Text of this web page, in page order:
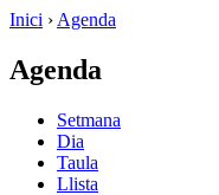
Inici › Agenda
Agenda
Setmana
Dia
Taula
Llista